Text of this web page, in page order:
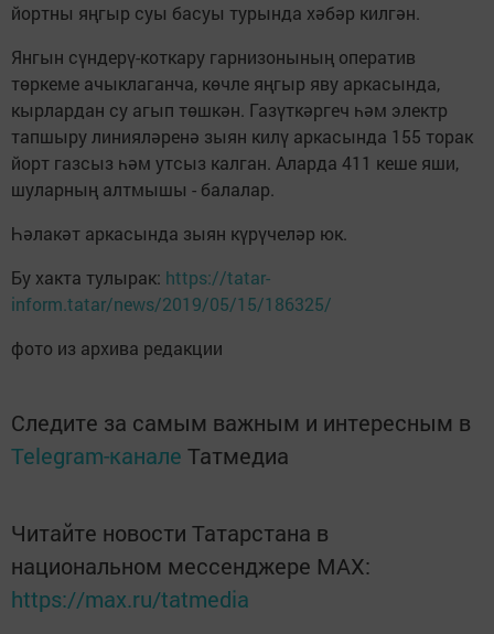
йортны яңгыр суы басуы турында хәбәр килгән.
Янгын сүндерү-коткару гарнизонының оператив
төркеме ачыклаганча, көчле яңгыр яву аркасында,
кырлардан су агып төшкән. Газүткәргеч һәм электр
тапшыру линияләренә зыян килү аркасында 155 торак
йорт газсыз һәм утсыз калган. Аларда 411 кеше яши,
шуларның алтмышы - балалар.
Һәлакәт аркасында зыян күрүчеләр юк.
Бу хакта тулырак: https://tatar-
inform.tatar/news/2019/05/15/186325/
фото из архива редакции
Следите за самым важным и интересным в
Telegram-канале Татмедиа
Читайте новости Татарстана в
национальном мессенджере MАХ:
https://max.ru/tatmedia